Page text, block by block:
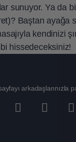
sunuyor. Ya da
Baştan ayağa
kendinizi
hissedeceksiniz!
arkadaşlarınızla